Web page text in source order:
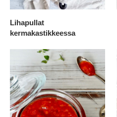
Lihapullat
kermakastikkeessa